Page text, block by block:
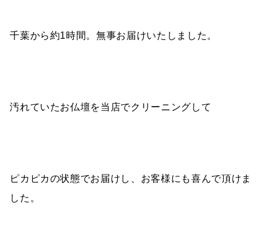
千葉から約1時間。無事お届けいたしました。
汚れていたお仏壇を当店でクリーニングして
ピカピカの状態でお届けし、お客様にも喜んで頂けま
した。